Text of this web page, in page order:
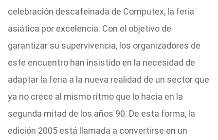
celebración descafeinada de Computex, la feria
asiática por excelencia. Con el objetivo de
garantizar su supervivencia, los organizadores de
este encuentro han insistido en la necesidad de
adaptar la feria a la nueva realidad de un sector que
ya no crece al mismo ritmo que lo hacía en la
segunda mitad de los años 90. De esta forma, la
edición 2005 está llamada a convertirse en un